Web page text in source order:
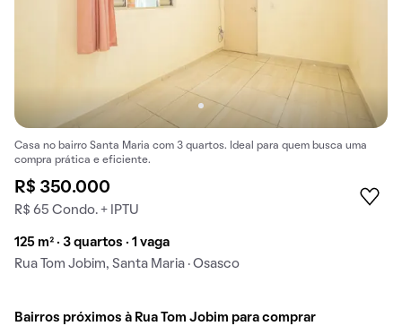
Casa no bairro Santa Maria com 3 quartos. Ideal para quem busca uma
compra prática e eficiente.
R$ 350.000
R$ 65 Condo. + IPTU
125 m² · 3 quartos · 1 vaga
Rua Tom Jobim, Santa Maria · Osasco
Bairros próximos à Rua Tom Jobim para comprar